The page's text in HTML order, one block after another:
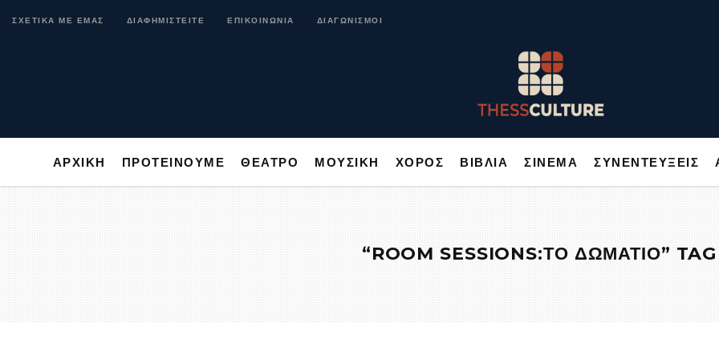
ΣΧΕΤΙΚΑ ΜΕ ΕΜΑΣ ΔΙΑΦΗΜΙΣΤΕΙΤΕ ΕΠΙΚΟΙΝΩΝΙΑ ΔΙΑΓΩΝΙΣΜΟΙ
ΑΡΧΙΚΗ ΠΡΟΤΕΙΝΟΥΜΕ ΘΕΑΤΡΟ ΜΟΥΣΙΚΗ ΧΟΡΟΣ ΒΙΒΛΙΑ ΣΙΝΕΜΑ ΣΥΝΕΝΤΕΥΞΕΙΣ
ΑΡΧΙΚΗ ΠΡΟΤΕΙΝΟΥΜΕ ΘΕΑΤΡΟ ΜΟΥΣΙΚΗ
“ROOM SESSIONS:ΤΟ ΔΩΜΑΤΙΟ” TAG